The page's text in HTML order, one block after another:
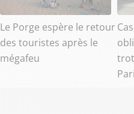
Le Porge espère le retour
des touristes après le
mégafeu